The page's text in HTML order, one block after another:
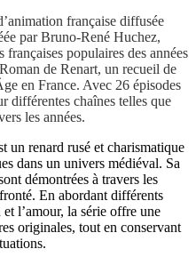
française diffusée
par Bruno-René Huchez,
populaires des années
de Renart, un recueil de
en France. Avec 26 épisodes
différentes chaînes telles que
les années.
un renard rusé et charismatique
dans un univers médiéval. Sa
démontrées à travers les
En abordant différents
l’amour, la série offre une
originales, tout en conservant